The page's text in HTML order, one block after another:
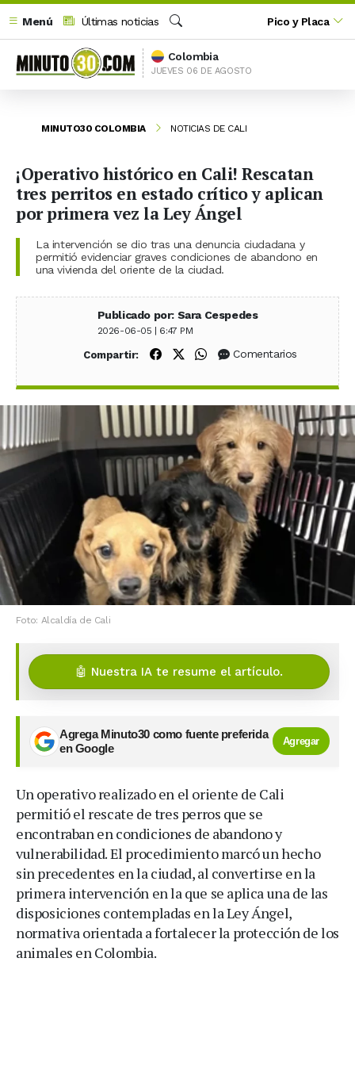
Menú
Últimas noticias
Buscar
Pico y Placa
Colombia
JUEVES 06 DE AGOSTO
MINUTO30 COLOMBIA NOTICIAS DE CALI
¡Operativo histórico en Cali! Rescatan
tres perritos en estado crítico y aplican
por primera vez la Ley Ángel
La intervención se dio tras una denuncia ciudadana y
permitió evidenciar graves condiciones de abandono en
una vivienda del oriente de la ciudad.
Publicado por: Sara Cespedes
2026-06-05 | 6:47 PM
Compartir: Compartir en Facebook
Compartir en X (Twitter)
Compartir en WhatsApp
Comentarios
Foto: Alcaldía de Cali
🤖 Nuestra IA te resume el artículo.
Agrega Minuto30 como fuente preferida
en Google
Agregar
Un operativo realizado en el oriente de Cali
permitió el rescate de tres perros que se
encontraban en condiciones de abandono y
vulnerabilidad. El procedimiento marcó un hecho
sin precedentes en la ciudad, al convertirse en la
primera intervención en la que se aplica una de las
disposiciones contempladas en la Ley Ángel,
normativa orientada a fortalecer la protección de los
animales en Colombia.